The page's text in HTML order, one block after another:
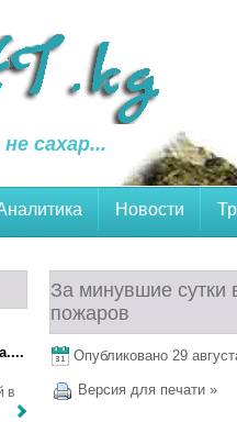
сахар...
Новости
За минувшие сутки
пожаров
Опубликовано 29
Версия для печати »
.
в